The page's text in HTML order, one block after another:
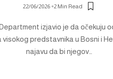
22/06/2026 2 Min Read
izjavio je da očekuju
predstavnika u Bosni i
najavu da bi njegov…